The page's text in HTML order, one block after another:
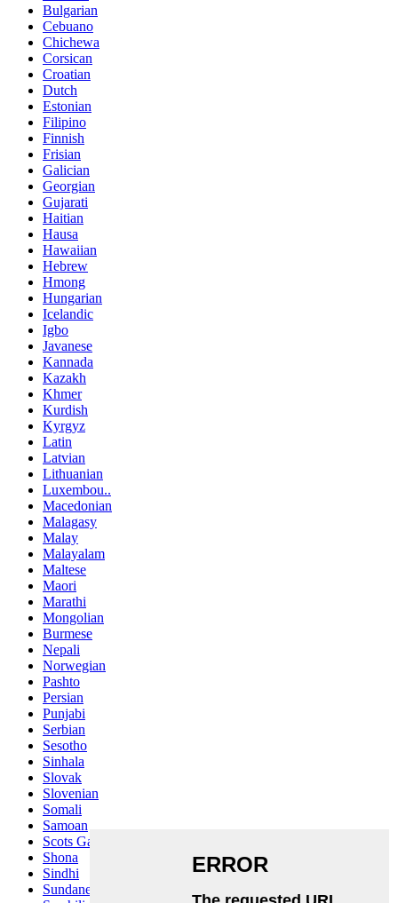
Bulgarian
Cebuano
Chichewa
Corsican
Croatian
Dutch
Estonian
Filipino
Finnish
Frisian
Galician
Georgian
Gujarati
Haitian
Hausa
Hawaiian
Hebrew
Hmong
Hungarian
Icelandic
Igbo
Javanese
Kannada
Kazakh
Khmer
Kurdish
Kyrgyz
Latin
Latvian
Lithuanian
Luxembou..
Macedonian
Malagasy
Malay
Malayalam
Maltese
Maori
Marathi
Mongolian
Burmese
Nepali
Norwegian
Pashto
Persian
Punjabi
Serbian
Sesotho
Sinhala
Slovak
Slovenian
Somali
Samoan
Scots Gaelic
Shona
Sindhi
Sundanese